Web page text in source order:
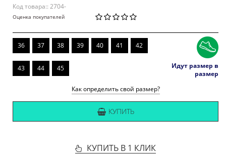
Код товара:: 2704-
Оценка покупателей
36 37 38 39 40 41 42
43 44 45
Идут размер в
размер
Как определить свой размер?
КУПИТЬ
КУПИТЬ В 1 КЛИК